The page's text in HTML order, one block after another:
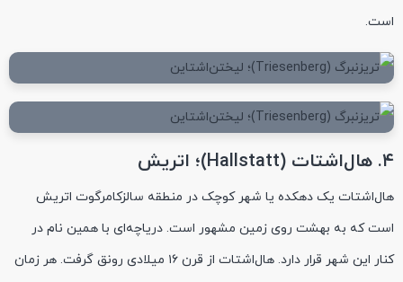
است.
۴. هال‌اشتات (Hallstatt)؛ اتریش
هال‌اشتات یک دهکده یا شهر کوچک در منطقه سالزکامرگوت اتریش
است که به بهشت روی زمین مشهور است. دریاچه‌ای با همین نام در
کنار این شهر قرار دارد. هال‌اشتات از قرن ۱۶ میلادی رونق گرفت. هر زمان